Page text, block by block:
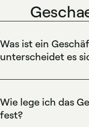
Was ist ein
unterscheidet es
zwölfmonatigen
die Verwaltung von
eines Geschäftsjahrs
Wie lege ich das
fest?